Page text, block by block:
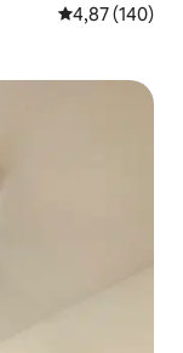
Средна
4,87 (140)